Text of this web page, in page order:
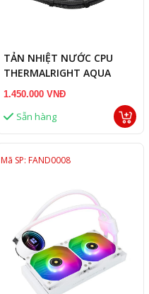
TẢN NHIỆT NƯỚC CPU
THERMALRIGHT AQUA
ELITE BLACK 360 ARGB V3
1.450.000 VNĐ
Sẵn hàng
Mã SP: FAND0008